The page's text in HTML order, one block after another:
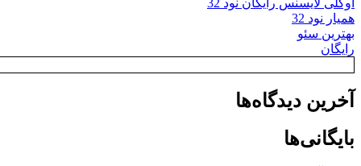
همیار نود 32
بهترین سئو
رایگان
آخرین دیدگاه‌ها
بایگانی‌ها